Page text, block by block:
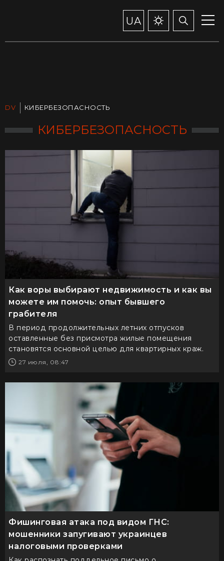
UA
DV КИБЕРБЕЗОПАСНОСТЬ
КИБЕРБЕЗОПАСНОСТЬ
Как воры выбирают недвижимость и как вы
можете им помочь: опыт бывшего
грабителя
В период продолжительных летних отпусков
оставленные без присмотра жилые помещения
становятся основной целью для квартирных краж.
27 июля, 08:47
Фишинговая атака под видом ГНС:
мошенники запугивают украинцев
налоговыми проверками